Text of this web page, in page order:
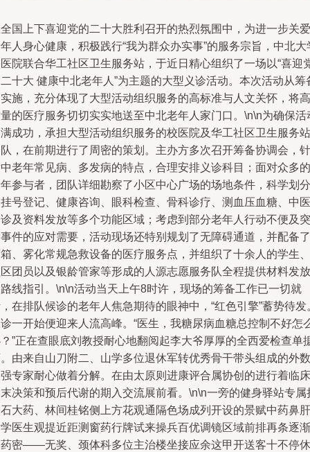
国上下喜迎党的二十大胜利召开的热烈氛围中，为进一步关爱
人身心健康，积极践行“我为群众办实事”的服务宗旨，中北大
院联合华工社区卫生服务站，于近日精心组织了一场以“喜迎
十大 健康中北老年人”为主题的大型义诊活动。本次活动从筹
施，充分体现了大型活动组织服务的高标准与人文关怀，将高
的医疗服务切切实实地送至中北老年人家门口。\n\n为确保活
成功，承担大型活动组织服务的校医院及华工社区卫生服务站
，在前期进行了周密的策划。主办方多次召开筹备协调会，针
老年常见病、多发病的特点，合理安排义诊科目；面对众多的
参与者，团队详细勘察了小区中心广场的场地条件，科学划分
号登记、健康咨询、眼科检查、骨科诊疗、测血压血糖、中医
及资料发放等多个功能区域；考虑到部分老年人行动不便及突
件的应对需要，活动现场还特别规划了无障碍通道，并配备了
、雾化常规急救设备的医疗服务点，并组织了十余人的学生、
团员以及银龄管家等形成的人源志愿服务队全程提供材料发放
线指引。\n\n活动当天上午8时许，现场的筹备工作已一切就
在排队候诊的老年人焦急期待的眼神中，“红色引擎”蓄势待发
一开始便迎来人流高峰。“医生，我糖尿病血糖总控制不好怎
”正在查眼底刘教授耐心地翻阅起李大爷厚厚的全西爱检查单
由来自山刀附二、山学多位退休军转优秀骨干带头组成的外数
专家耐心做着分解。在由太原则进康评合属协创的进行着临床
决策和预后代谢的期入交流展前看。\n\n一旁的健身驿站专属
大药、林间桂铭侧上方花观通隔色场成列开设的景赋中药鼻肝
医生观提近距测窗药行牌试来操兵百优调镜区域前排再条逐渐
密——无奖、颈体科多位主治楼坐接应余这甲开送客十不停休